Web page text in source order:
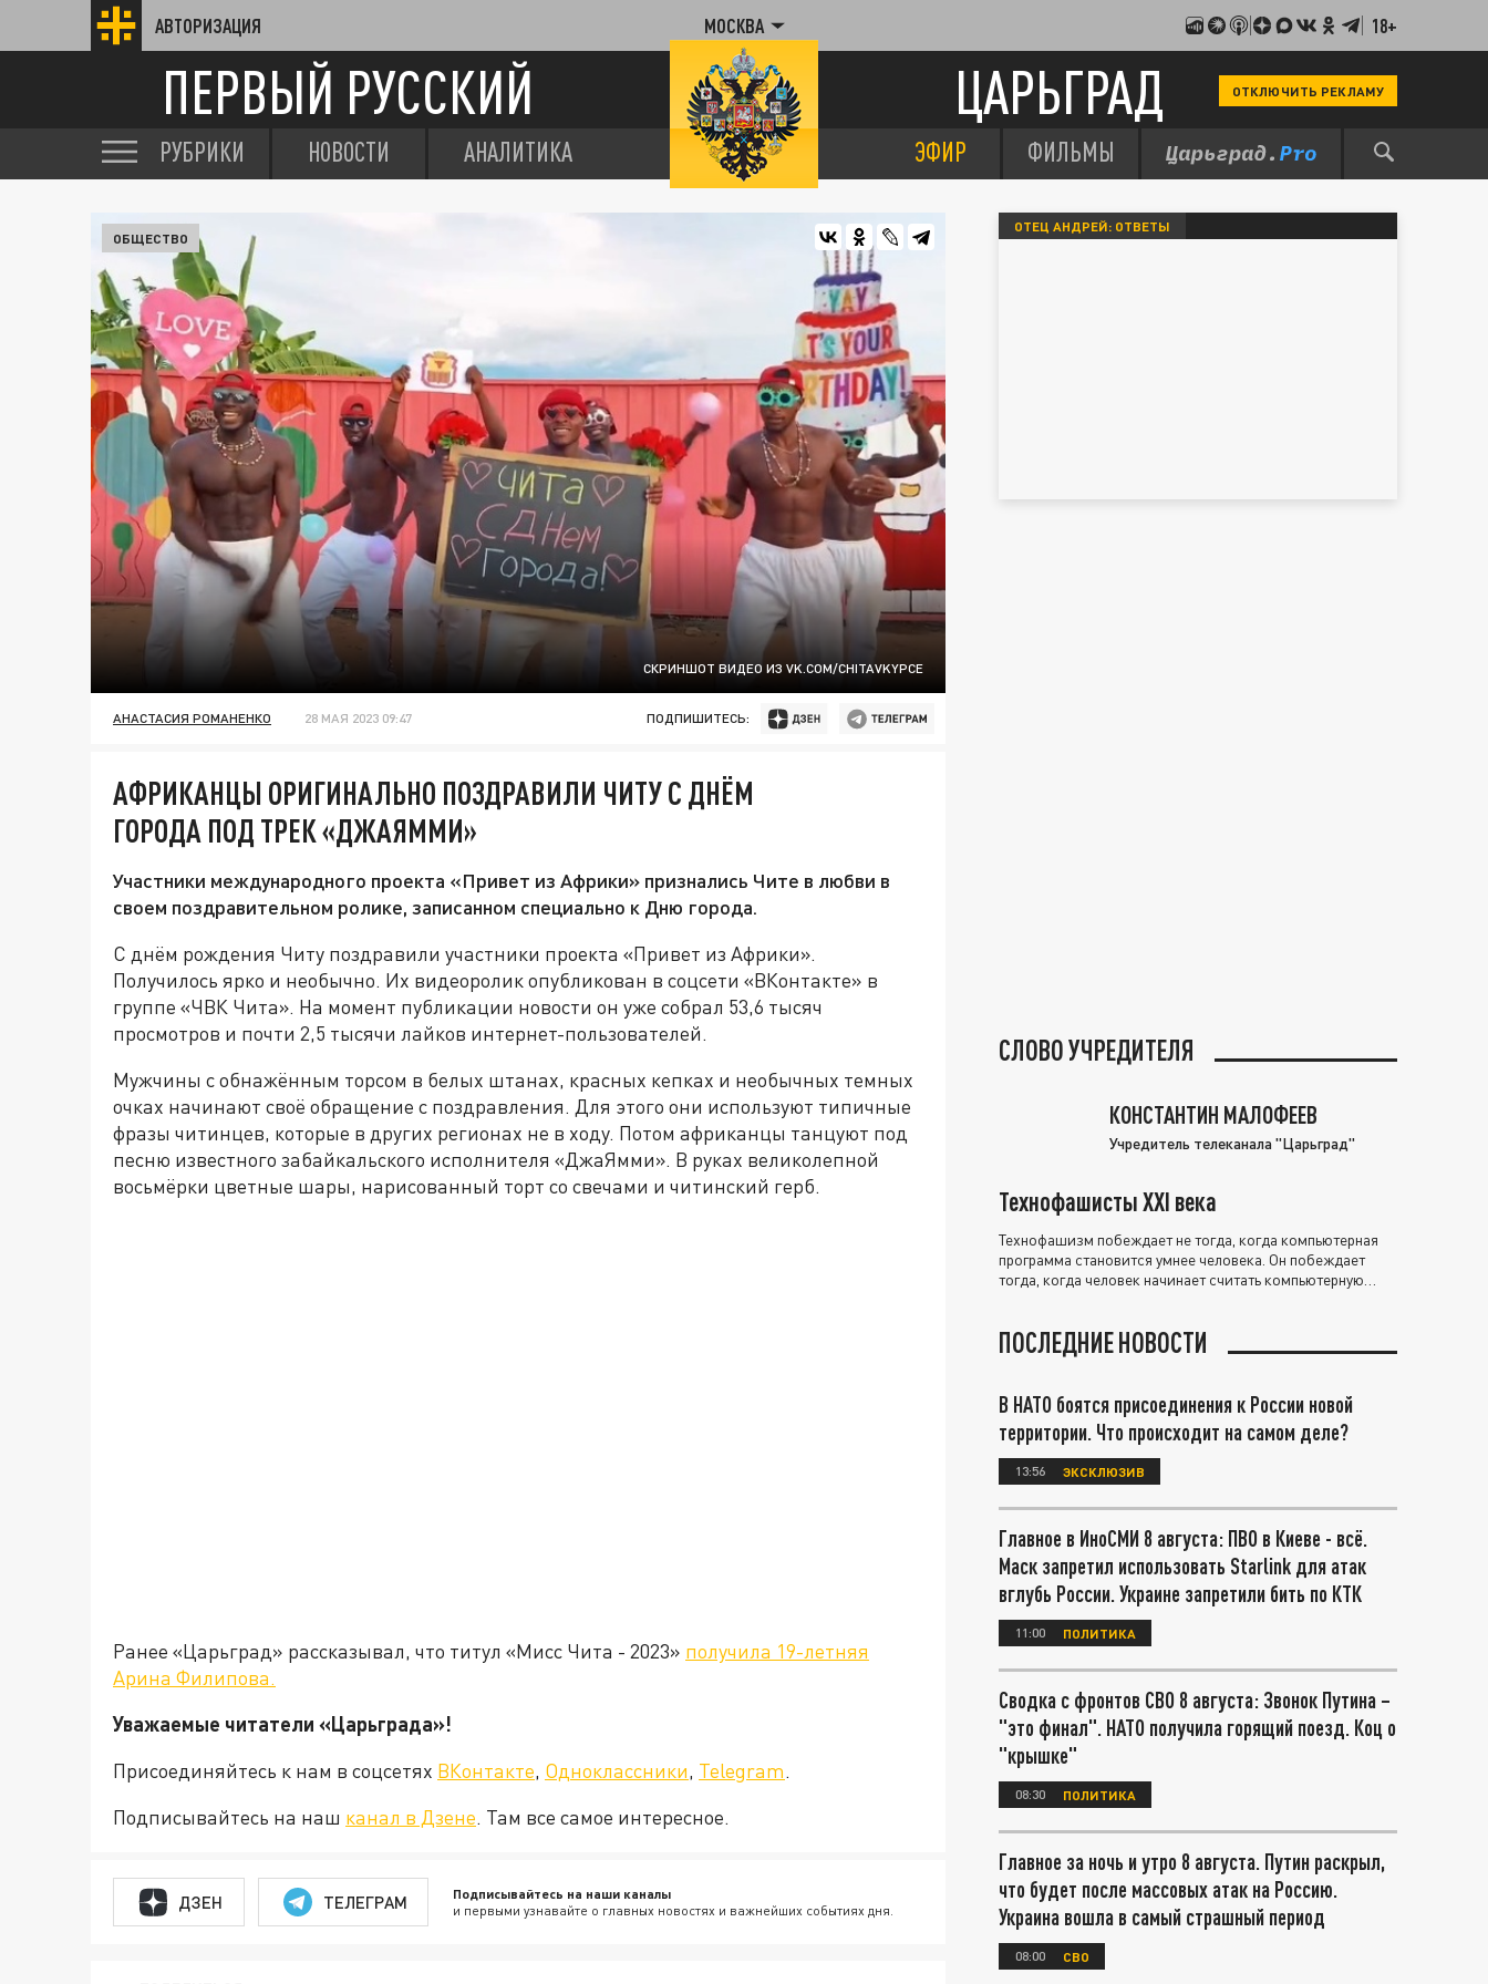
АВТОРИЗАЦИЯ МОСКВА 18+
ПЕРВЫЙ РУССКИЙ ЦАРЬГРАД ОТКЛЮЧИТЬ РЕКЛАМУ
РУБРИКИ НОВОСТИ АНАЛИТИКА ЭФИР ФИЛЬМЫ
СКРИНШОТ ВИДЕО ИЗ VK.COM/CHITAVKYPCE
ОБЩЕСТВО
АНАСТАСИЯ РОМАНЕНКО 28 МАЯ 2023 09:47 ПОДПИШИТЕСЬ:
АФРИКАНЦЫ ОРИГИНАЛЬНО ПОЗДРАВИЛИ ЧИТУ С ДНЁМ
ГОРОДА ПОД ТРЕК «ДЖАЯММИ»
Участники международного проекта «Привет из Африки» признались Чите в любви в
своем поздравительном ролике, записанном специально к Дню города.
С днём рождения Читу поздравили участники проекта «Привет из Африки».
Получилось ярко и необычно. Их видеоролик опубликован в соцсети «ВКонтакте» в
группе «ЧВК Чита». На момент публикации новости он уже собрал 53,6 тысяч
просмотров и почти 2,5 тысячи лайков интернет-пользователей.
Мужчины с обнажённым торсом в белых штанах, красных кепках и необычных темных
очках начинают своё обращение с поздравления. Для этого они используют типичные
фразы читинцев, которые в других регионах не в ходу. Потом африканцы танцуют под
песню известного забайкальского исполнителя «ДжаЯмми». В руках великолепной
восьмёрки цветные шары, нарисованный торт со свечами и читинский герб.
Ранее «Царьград» рассказывал, что титул «Мисс Чита - 2023» получила 19-летняя
Арина Филипова.
Уважаемые читатели «Царьграда»!
Присоединяйтесь к нам в соцсетях ВКонтакте, Одноклассники, Telegram.
Подписывайтесь на наш канал в Дзене. Там все самое интересное.
ДЗЕН ТЕЛЕГРАМ Подписывайтесь на наши каналы
и первыми узнавайте о главных новостях и важнейших событиях дня.
ОТЕЦ АНДРЕЙ: ОТВЕТЫ
СЛОВО УЧРЕДИТЕЛЯ
КОНСТАНТИН МАЛОФЕЕВ
Учредитель телеканала "Царьград"
Технофашисты XXI века
Технофашизм побеждает не тогда, когда компьютерная
программа становится умнее человека. Он побеждает
тогда, когда человек начинает считать компьютерную
ПОСЛЕДНИЕ НОВОСТИ
В НАТО боятся присоединения к России новой
территории. Что происходит на самом деле?
13:56 ЭКСКЛЮЗИВ
Главное в ИноСМИ 8 августа: ПВО в Киеве - всё.
Маск запретил использовать Starlink для атак
вглубь России. Украине запретили бить по КТК
11:00 ПОЛИТИКА
Сводка с фронтов СВО 8 августа: Звонок Путина –
"это финал". НАТО получила горящий поезд. Коц о
"крышке"
08:30 ПОЛИТИКА
Главное за ночь и утро 8 августа. Путин раскрыл,
что будет после массовых атак на Россию.
Украина вошла в самый страшный период
08:00 СВО